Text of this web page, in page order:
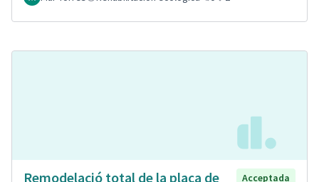
Remodelació total de la plaça de
Acceptada